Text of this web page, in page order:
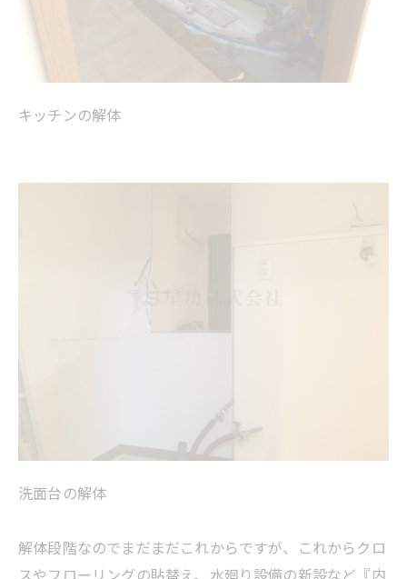
キッチンの解体
洗面台の解体
解体段階なのでまだまだこれからですが、これからクロ
スやフローリングの貼替え、水廻り設備の新設など『内